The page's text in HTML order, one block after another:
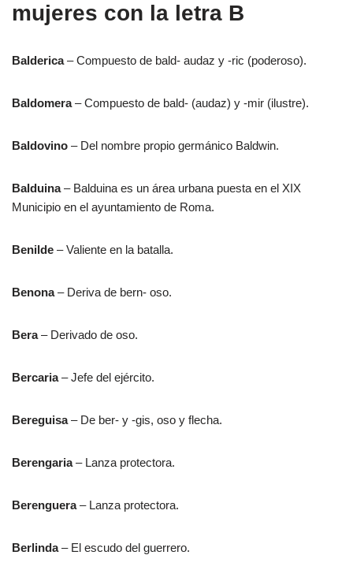
mujeres con la letra B
Balderica– Compuesto de bald- audaz y -ric (poderoso).
Baldomera– Compuesto de bald- (audaz) y -mir (ilustre).
Baldovino – Del nombre propio germánico Baldwin.
Balduina– Balduina es un área urbana puesta en el XIX
Municipio en el ayuntamiento de Roma.
Benilde – Valiente en la batalla.
Benona– Deriva de bern- oso.
Bera– Derivado de oso.
Bercaria– Jefe del ejército.
Bereguisa– De ber- y -gis, oso y flecha.
Berengaria– Lanza protectora.
Berenguera– Lanza protectora.
Berlinda– El escudo del guerrero.